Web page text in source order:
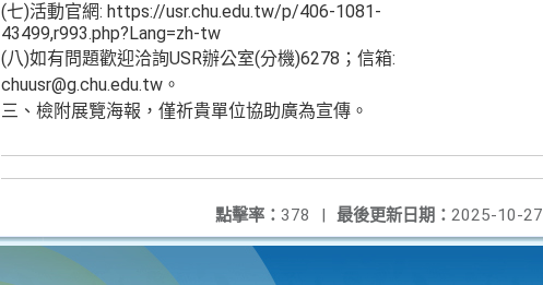
(七)活動官網: https://usr.chu.edu.tw/p/406-1081-
43499,r993.php?Lang=zh-tw
(八)如有問題歡迎洽詢USR辦公室(分機)6278；信箱:
chuusr@g.chu.edu.tw。
三、檢附展覽海報，僅祈貴單位協助廣為宣傳。
最後更新日期： 2025-10-27
點擊率： 378 |